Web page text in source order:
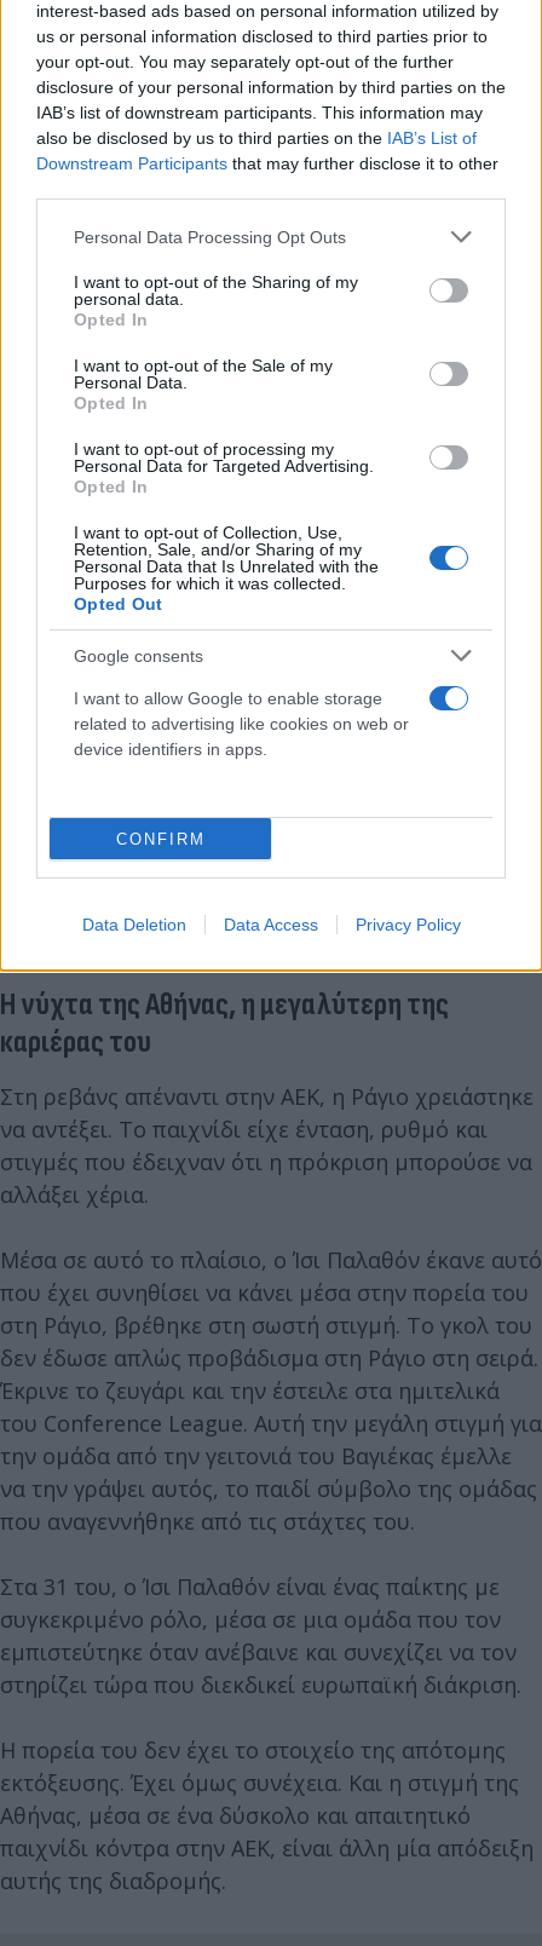
interest-based ads based on personal information utilized by
us or personal information disclosed to third parties prior to
your opt-out. You may separately opt-out of the further
disclosure of your personal information by third parties on the
IAB’s list of downstream participants. This information may
also be disclosed by us to third parties on the IAB’s List of
Downstream Participants that may further disclose it to other
Please note that this website/app uses one or more Google
not limited to your visit or usage behaviour. You may click to
grant or deny consent to Google and its third-party tags to
use your data for below specified purposes in below Google
consent section.
Personal Data Processing Opt Outs
I want to opt-out of the Sharing of my
personal data.
Opted In
I want to opt-out of the Sale of my
Personal Data.
Opted In
I want to opt-out of processing my
Personal Data for Targeted Advertising.
Opted In
I want to opt-out of Collection, Use,
Retention, Sale, and/or Sharing of my
Personal Data that Is Unrelated with the
Purposes for which it was collected.
Opted Out
Google consents
I want to allow Google to enable storage
related to advertising like cookies on web or
device identifiers in apps.
CONFIRM
Data Deletion Data Access Privacy Policy
Στη Ράγιο, αυτός ο ρόλος έχει ιδιαίτερη σημασία.
Γιατί το σύνολο του Ινίγκο Πέρεθ βασίζεται
περισσότερο στη συνοχή και στη λειτουργία του
συνόλου, παρά σε ατομικές εξάρσεις.
Η νύχτα της Αθήνας, η μεγαλύτερη της
καριέρας του
Στη ρεβάνς απέναντι στην ΑΕΚ, η Ράγιο χρειάστηκε
να αντέξει. Το παιχνίδι είχε ένταση, ρυθμό και
στιγμές που έδειχναν ότι η πρόκριση μπορούσε να
αλλάξει χέρια.
Μέσα σε αυτό το πλαίσιο, ο Ίσι Παλαθόν έκανε αυτό
που έχει συνηθίσει να κάνει μέσα στην πορεία του
στη Ράγιο, βρέθηκε στη σωστή στιγμή. Το γκολ του
δεν έδωσε απλώς προβάδισμα στη Ράγιο στη σειρά.
Έκρινε το ζευγάρι και την έστειλε στα ημιτελικά
του Conference League. Αυτή την μεγάλη στιγμή για
την ομάδα από την γειτονιά του Βαγιέκας έμελλε
να την γράψει αυτός, το παιδί σύμβολο της ομάδας
που αναγεννήθηκε από τις στάχτες του.
Στα 31 του, ο Ίσι Παλαθόν είναι ένας παίκτης με
συγκεκριμένο ρόλο, μέσα σε μια ομάδα που τον
εμπιστεύτηκε όταν ανέβαινε και συνεχίζει να τον
στηρίζει τώρα που διεκδικεί ευρωπαϊκή διάκριση.
Η πορεία του δεν έχει το στοιχείο της απότομης
εκτόξευσης. Έχει όμως συνέχεια. Και η στιγμή της
Αθήνας, μέσα σε ένα δύσκολο και απαιτητικό
παιχνίδι κόντρα στην ΑΕΚ, είναι άλλη μία απόδειξη
αυτής της διαδρομής.